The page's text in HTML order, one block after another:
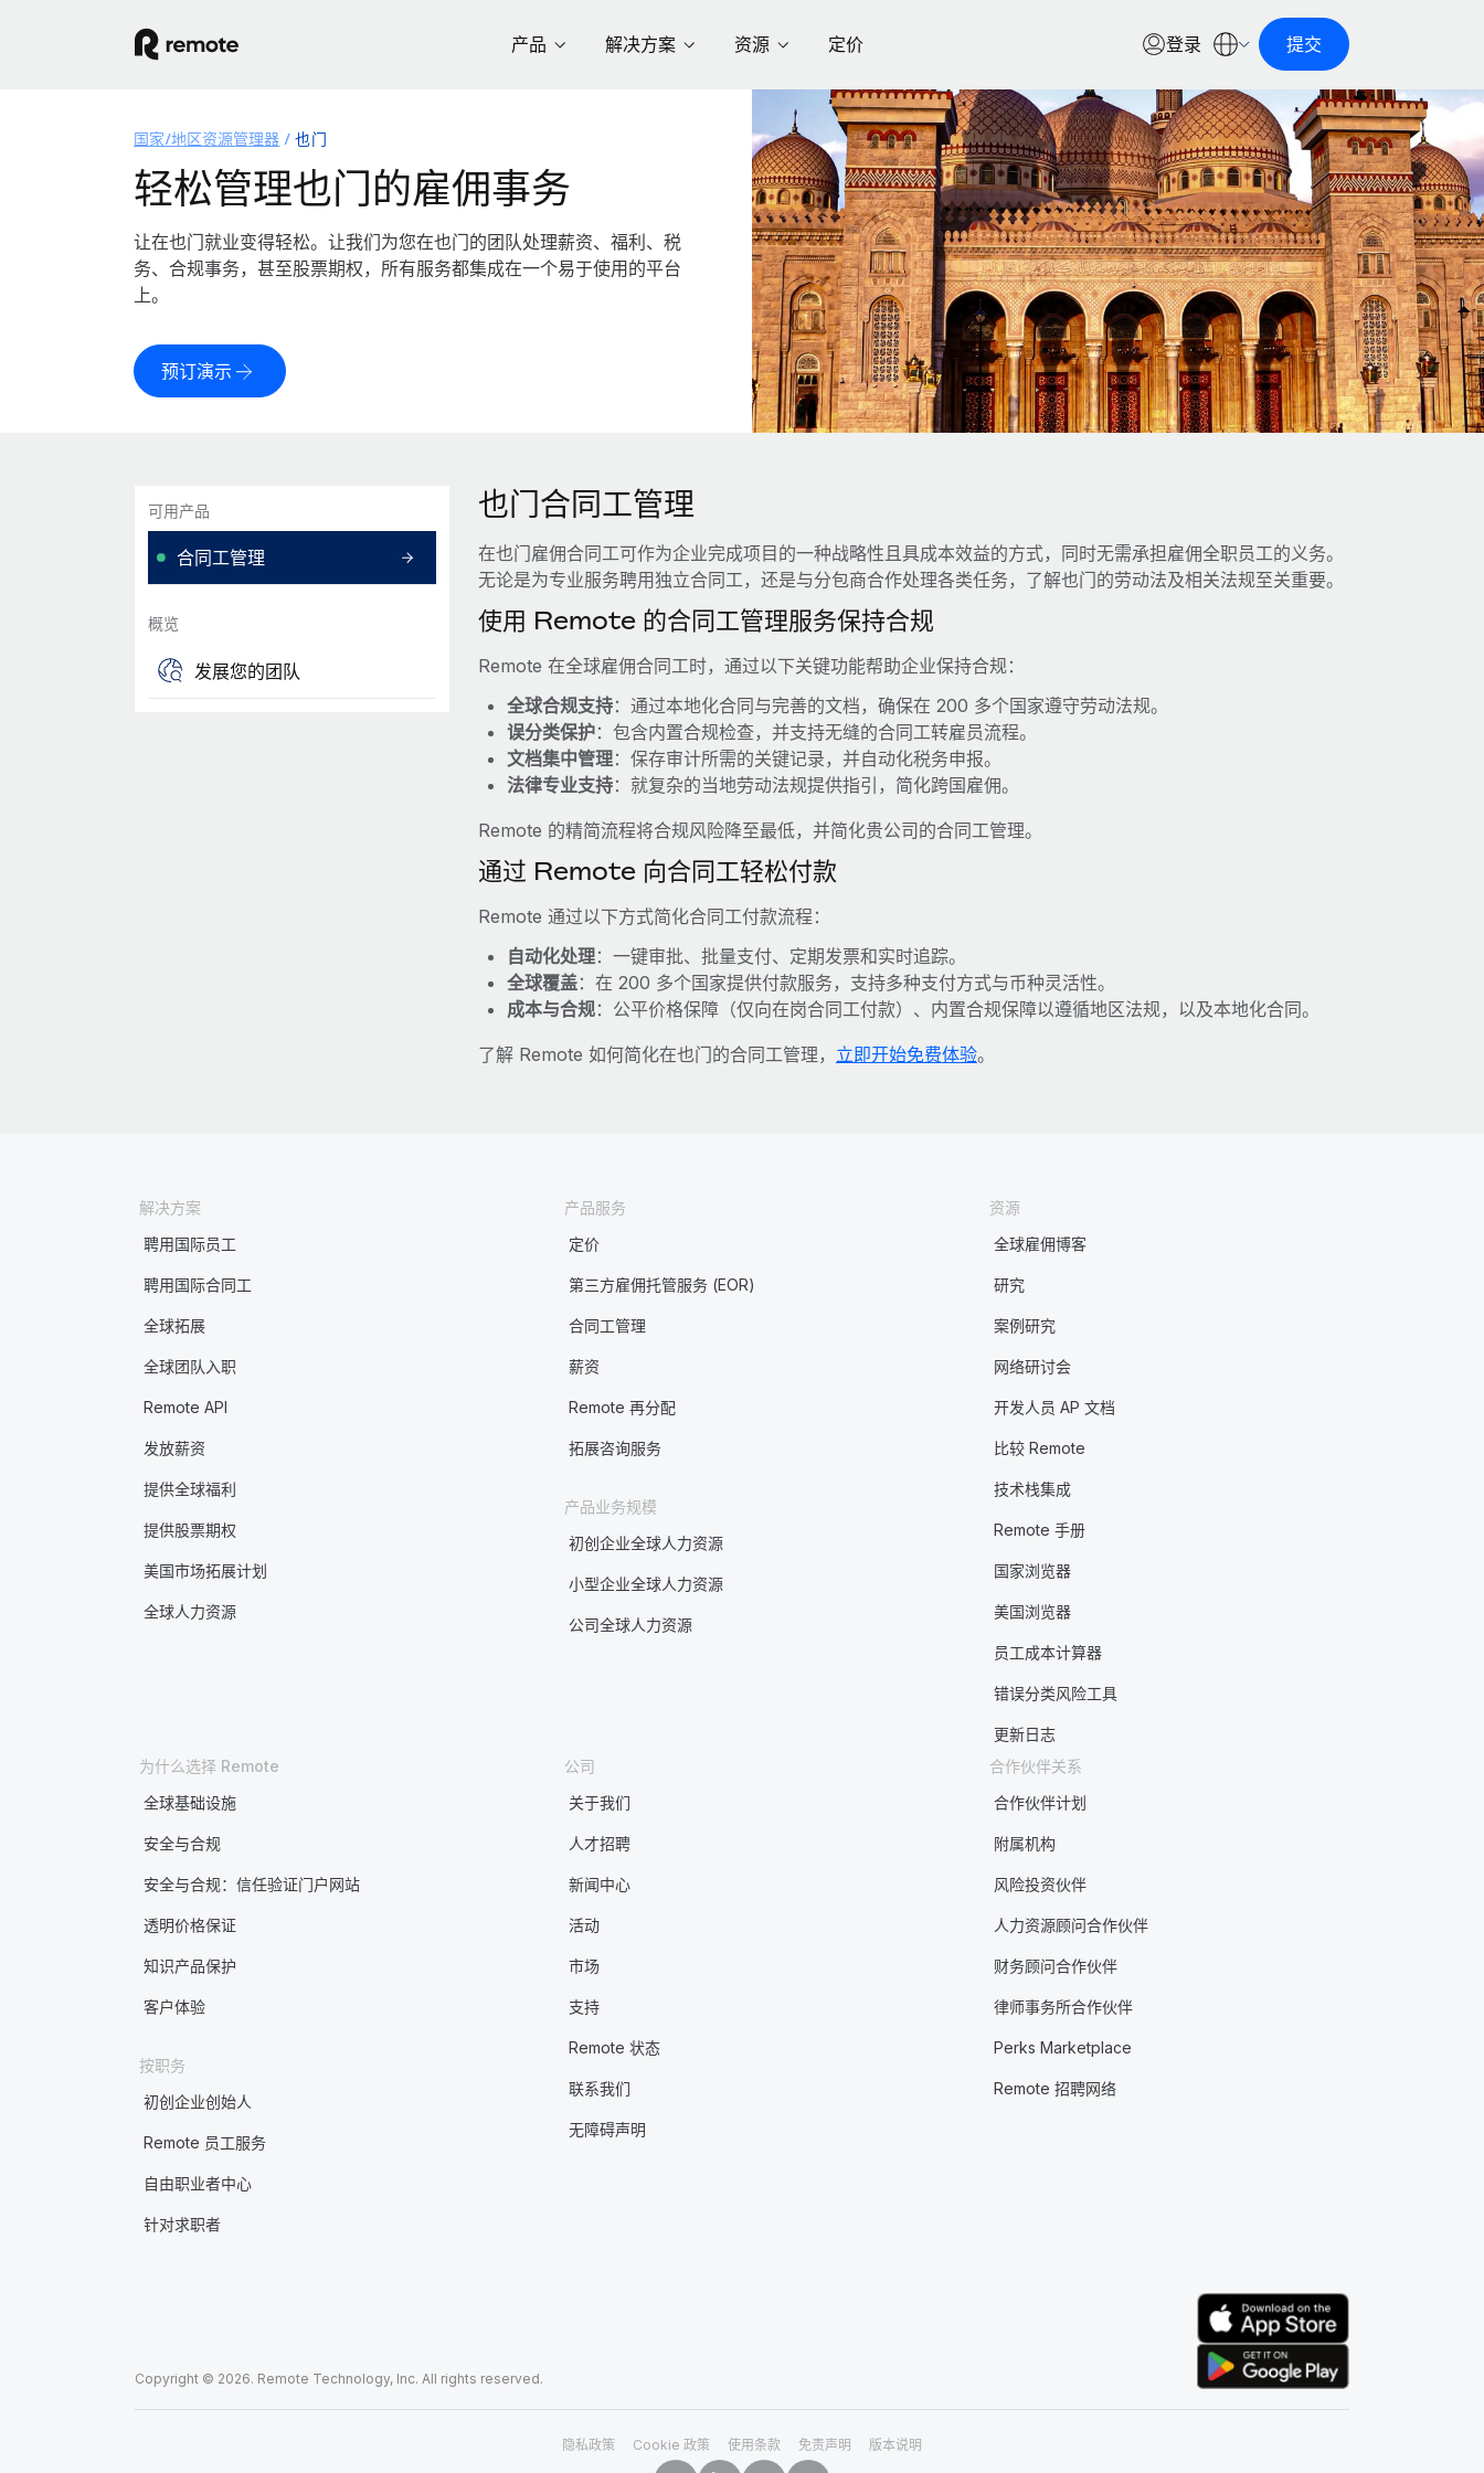
产品 解决方案 资源 定价 登录 提交
国家/地区资源管理器 也门
轻松管理也门的雇佣事务
让在也门就业变得轻松。让我们为您在也门的团队处理薪资、福利、税
务、合规事务，甚至股票期权，所有服务都集成在一个易于使用的平台
上。
预订演示
可用产品
合同工管理
概览
发展您的团队
也门合同工管理
在也门雇佣合同工可作为企业完成项目的一种战略性且具成本效益的方式，同时无需承担雇佣全职员工的义务。
无论是为专业服务聘用独立合同工，还是与分包商合作处理各类任务，了解也门的劳动法及相关法规至关重要。
使用 Remote 的合同工管理服务保持合规
Remote 在全球雇佣合同工时，通过以下关键功能帮助企业保持合规：
全球合规支持：通过本地化合同与完善的文档，确保在 200 多个国家遵守劳动法规。
误分类保护：包含内置合规检查，并支持无缝的合同工转雇员流程。
文档集中管理：保存审计所需的关键记录，并自动化税务申报。
法律专业支持：就复杂的当地劳动法规提供指引，简化跨国雇佣。
Remote 的精简流程将合规风险降至最低，并简化贵公司的合同工管理。
通过 Remote 向合同工轻松付款
Remote 通过以下方式简化合同工付款流程：
自动化处理：一键审批、批量支付、定期发票和实时追踪。
全球覆盖：在 200 多个国家提供付款服务，支持多种支付方式与币种灵活性。
成本与合规：公平价格保障（仅向在岗合同工付款）、内置合规保障以遵循地区法规，以及本地化合同。
了解 Remote 如何简化在也门的合同工管理， 立即开始免费体验。
解决方案
聘用国际员工
聘用国际合同工
全球拓展
全球团队入职
Remote API
发放薪资
提供全球福利
提供股票期权
美国市场拓展计划
全球人力资源
产品服务
定价
第三方雇佣托管服务 (EOR)
合同工管理
薪资
Remote 再分配
拓展咨询服务
产品业务规模
初创企业全球人力资源
小型企业全球人力资源
公司全球人力资源
资源
全球雇佣博客
研究
案例研究
网络研讨会
开发人员 AP 文档
比较 Remote
技术栈集成
Remote 手册
国家浏览器
美国浏览器
员工成本计算器
错误分类风险工具
更新日志
为什么选择 Remote
全球基础设施
安全与合规
安全与合规：信任验证门户网站
透明价格保证
知识产品保护
客户体验
按职务
初创企业创始人
Remote 员工服务
自由职业者中心
针对求职者
公司
关于我们
人才招聘
新闻中心
活动
市场
支持
Remote 状态
联系我们
无障碍声明
合作伙伴关系
合作伙伴计划
附属机构
风险投资伙伴
人力资源顾问合作伙伴
财务顾问合作伙伴
律师事务所合作伙伴
Perks Marketplace
Remote 招聘网络
Copyright © 2026. Remote Technology, Inc. All rights reserved.
隐私政策 Cookie 政策 使用条款 免责声明 版本说明